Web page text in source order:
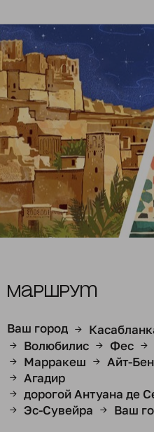
Маршрут
Ваш город →
→ Волюбилис → Фес →
→ Марракеш → Айт-
→ Агадир
→ дорогой Антуана де
→ Эс-Сувейра → Ваш